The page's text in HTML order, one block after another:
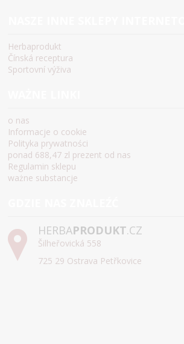
Herbaprodukt
Čínská receptura
Sportovní výživa
o nas
Informacje o cookie
Polityka prywatności
ponad 688,47 zl prezent od nas
Regulamin sklepu
ważne substancje
HERBAPRODUKT.CZ
Šilheřovická 558
725 29 Ostrava Petřkovice